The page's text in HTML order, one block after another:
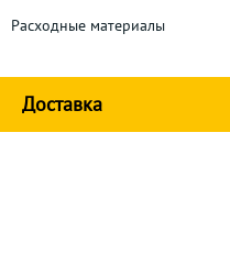
Расходные материалы
Доставка